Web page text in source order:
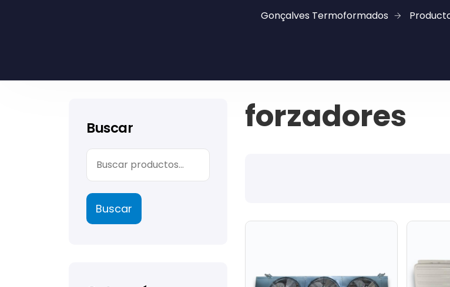
Gonçalves Termoformados
forzadores
Buscar
Buscar